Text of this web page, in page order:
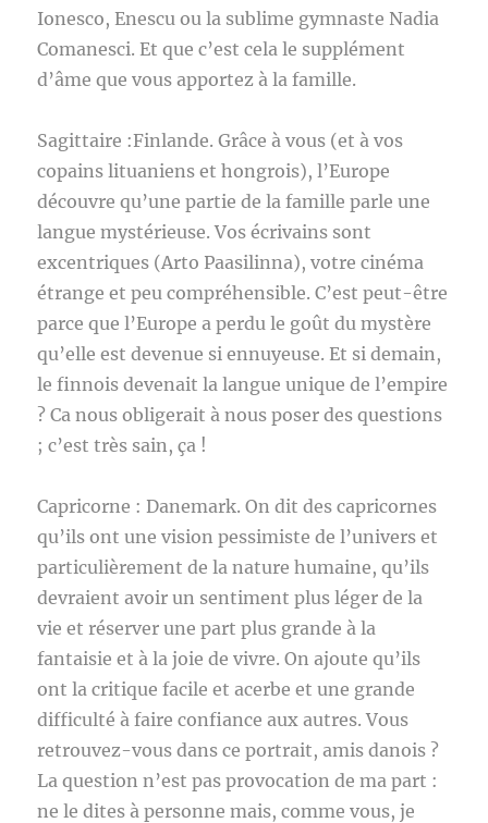
Ionesco, Enescu ou la sublime gymnaste Nadia
Comanesci. Et que c’est cela le supplément
d’âme que vous apportez à la famille.
Sagittaire :Finlande. Grâce à vous (et à vos
copains lituaniens et hongrois), l’Europe
découvre qu’une partie de la famille parle une
langue mystérieuse. Vos écrivains sont
excentriques (Arto Paasilinna), votre cinéma
étrange et peu compréhensible. C’est peut-être
parce que l’Europe a perdu le goût du mystère
qu’elle est devenue si ennuyeuse. Et si demain,
le finnois devenait la langue unique de l’empire
? Ca nous obligerait à nous poser des questions
; c’est très sain, ça !
Capricorne : Danemark. On dit des capricornes
qu’ils ont une vision pessimiste de l’univers et
particulièrement de la nature humaine, qu’ils
devraient avoir un sentiment plus léger de la
vie et réserver une part plus grande à la
fantaisie et à la joie de vivre. On ajoute qu’ils
ont la critique facile et acerbe et une grande
difficulté à faire confiance aux autres. Vous
retrouvez-vous dans ce portrait, amis danois ?
La question n’est pas provocation de ma part :
ne le dites à personne mais, comme vous, je